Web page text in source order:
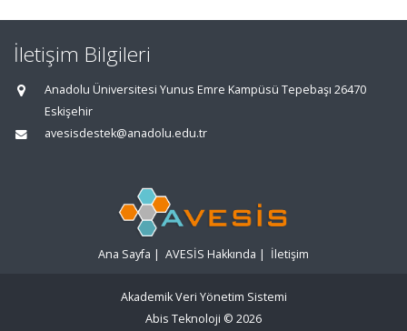
İletişim Bilgileri
Anadolu Üniversitesi Yunus Emre Kampüsü Tepebaşı 26470
Eskişehir
avesisdestek@anadolu.edu.tr
Ana Sayfa | AVESİS Hakkında | İletişim
Akademik Veri Yönetim Sistemi
Abis Teknoloji © 2026